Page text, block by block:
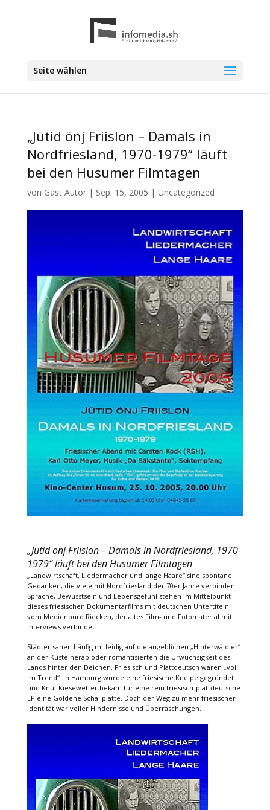
Seite wählen
„Jütid önj Friislon – Damals in
Nordfriesland, 1970-1979“ läuft
bei den Husumer Filmtagen
von Gast Autor| Sep. 15, 2005 | Uncategorized
„Jütid önj Friislon – Damals in Nordfriesland, 1970-
1979“ läuft bei den Husumer Filmtagen
„Landwirtschaft, Liedermacher und lange Haare“ sind spontane
Gedanken, die viele mit Nordfriesland der 70er Jahre verbinden.
Sprache, Bewusstsein und Lebensgefühl stehen im Mittelpunkt
dieses friesischen Dokumentarfilms mit deutschen Untertiteln
vom Medienbüro Riecken, der altes Film- und Fotomaterial mit
Interviews verbindet.
Städter sahen häufig mitleidig auf die angeblichen „Hinterwäldler“
an der Küste herab oder romantisierten die Urwüchsigkeit des
Lands hinter den Deichen. Friesisch und Plattdeutsch waren „voll
im Trend“: In Hamburg wurde eine friesische Kneipe gegründet
und Knut Kiesewetter bekam für eine rein friesisch-plattdeutsche
LP eine Goldene Schallplatte. Doch der Weg zu mehr friesischer
Identität war voller Hindernisse und Überraschungen.